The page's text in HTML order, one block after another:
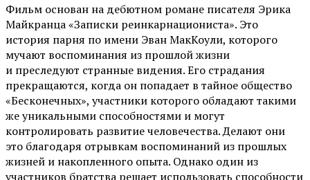
Фильм основан на дебютном романе писателя Эрика
Майкранца «Записки реинкарнациониста». Это
история парня по имени Эван МакКоули, которого
мучают воспоминания из прошлой жизни
и преследуют странные видения. Его страдания
прекращаются, когда он попадает в тайное общество
«Бесконечных», участники которого обладают такими
же уникальными способностями и могут
контролировать развитие человечества. Делают они
это благодаря отрывкам воспоминаний из прошлых
жизней и накопленного опыта. Однако один из
участников братства решает использовать способности